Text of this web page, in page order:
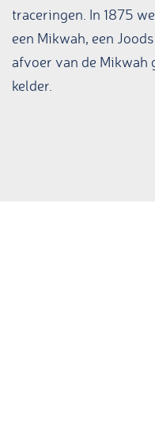
traceringen. In 1875
een Mikwah, een
afvoer van de Mikwah
kelder.